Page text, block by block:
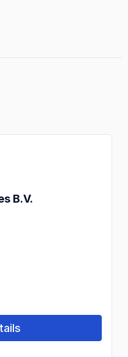
B.V.